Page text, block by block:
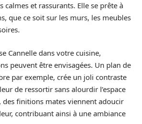
calmes et rassurants. Elle se prête à
que ce soit sur les murs, les meubles
Cannelle dans votre cuisine,
peuvent être envisagées. Un plan de
par exemple, crée un joli contraste
de ressortir sans alourdir l’espace
des finitions mates viennent adoucir
contribuant ainsi à une ambiance